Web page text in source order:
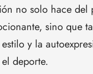
no solo hace del
sino que
y la
deporte.